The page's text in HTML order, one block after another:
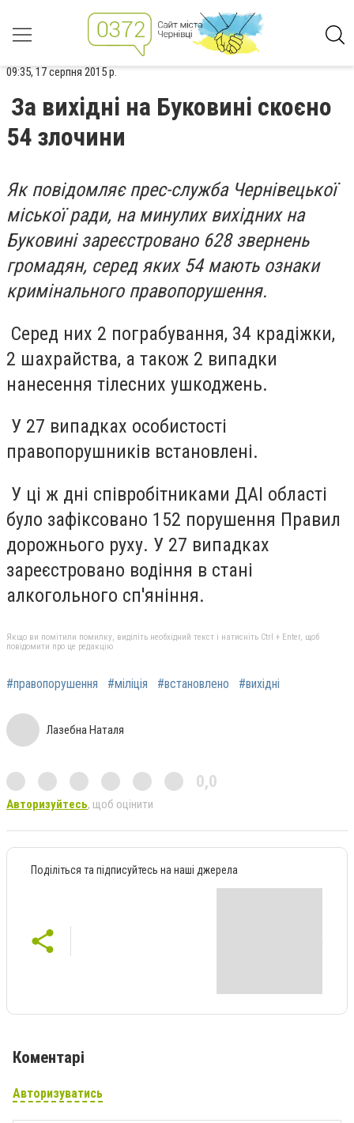
09:35, 17 серпня 2015 р.
За вихідні на Буковині скоєно
54 злочини
Як повідомляє прес-служба Чернівецької
міської ради, на минулих вихідних на
Буковині зареєстровано 628 звернень
громадян, серед яких 54 мають ознаки
кримінального правопорушення.
Серед них 2 пограбування, 34 крадіжки,
2 шахрайства, а також 2 випадки
нанесення тілесних ушкоджень.
У 27 випадках особистості
правопорушників встановлені.
У ці ж дні співробітниками ДАІ області
було зафіксовано 152 порушення Правил
дорожнього руху. У 27 випадках
зареєстровано водіння в стані
алкогольного сп'яніння.
Якщо ви помітили помилку, виділіть необхідний текст і натисніть Ctrl + Enter, щоб
повідомити про це редакцію
#правопорушення #міліція #встановлено #вихідні
Лазебна Наталя
0,0
Авторизуйтесь, щоб оцінити
Поділіться та підписуйтесь на наші джерела
Коментарі
Авторизуватись